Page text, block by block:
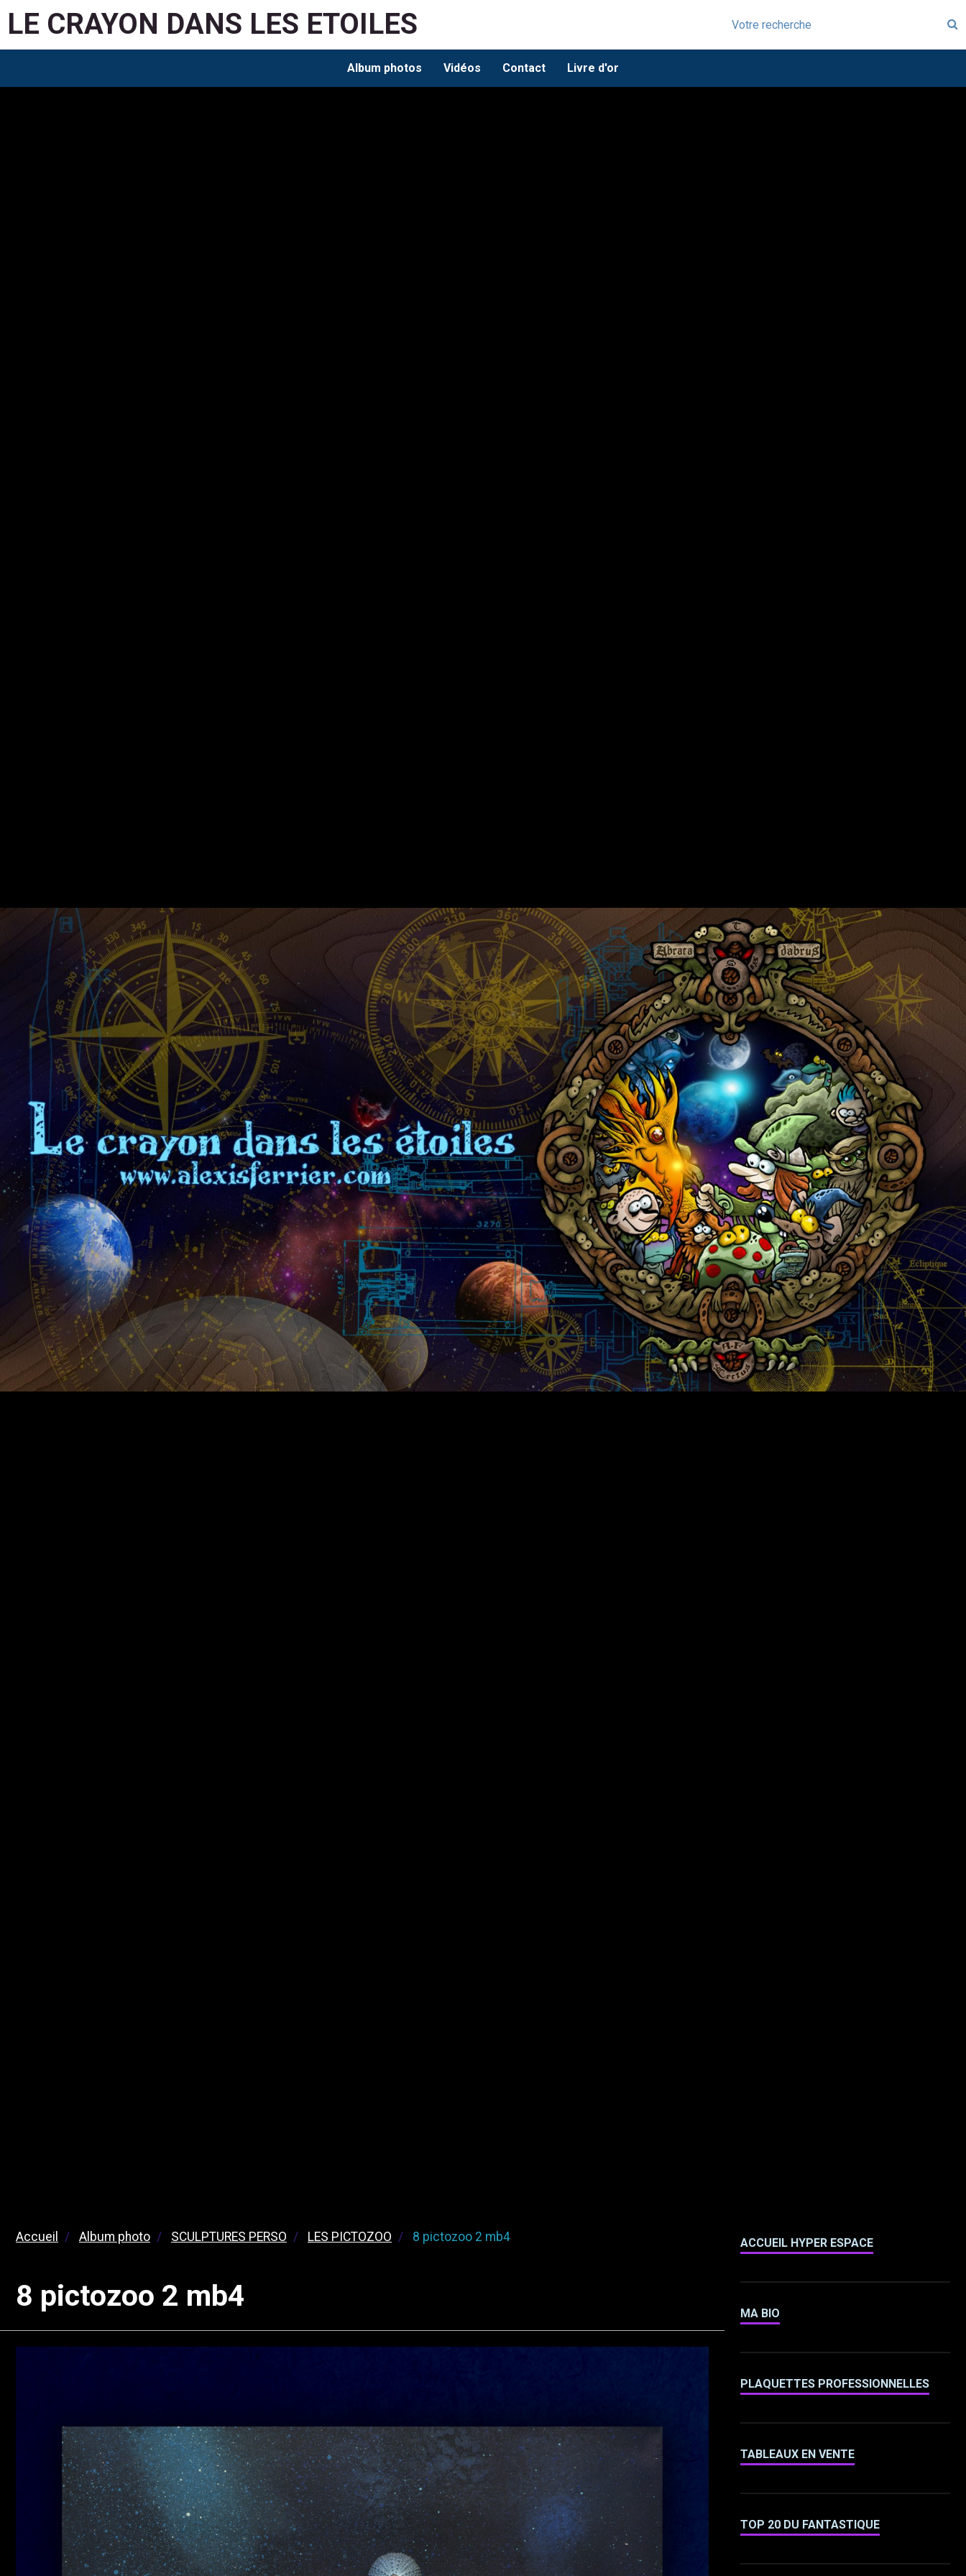
LE CRAYON DANS LES ETOILES
Album photos Vidéos Contact Livre d'or
Accueil Album photo SCULPTURES PERSO LES PICTOZOO 8 pictozoo 2 mb4
8 pictozoo 2 mb4
ACCUEIL HYPER ESPACE
MA BIO
PLAQUETTES PROFESSIONNELLES
TABLEAUX EN VENTE
TOP 20 DU FANTASTIQUE